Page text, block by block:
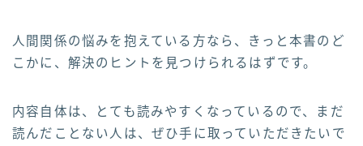
人間関係の悩みを抱えている方なら、きっと本書のど
こかに、解決のヒントを見つけられるはずです。
内容自体は、とても読みやすくなっているので、まだ
読んだことない人は、ぜひ手に取っていただきたいで